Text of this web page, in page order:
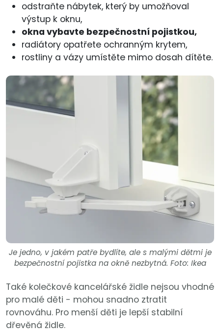
odstraňte nábytek, který by umožňoval
výstup k oknu,
okna vybavte bezpečnostní pojistkou,
radiátory opatřete ochranným krytem,
rostliny a vázy umístěte mimo dosah dítěte.
Je jedno, v jakém patře bydlíte, ale s malými dětmi je
bezpečnostní pojistka na okně nezbytná. Foto: Ikea
Také kolečkové kancelářské židle nejsou vhodné
pro malé děti - mohou snadno ztratit
rovnováhu. Pro menší děti je lepší stabilní
dřevěná židle.